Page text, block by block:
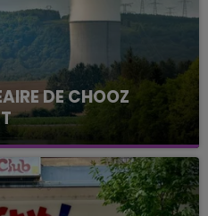
DE CHOOZ
que la centrale
à l'arrêt. Une situation
intense qui est toujours